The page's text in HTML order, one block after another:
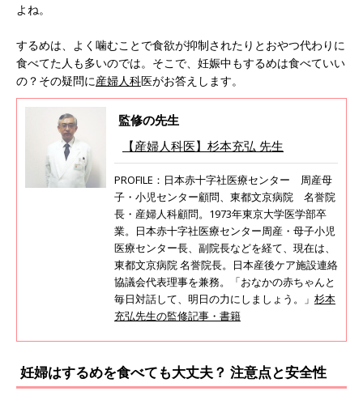
よね。
するめは、よく噛むことで食欲が抑制されたりとおやつ代わりに
食べてた人も多いのでは。そこで、妊娠中もするめは食べていい
の？その疑問に産婦人科医がお答えします。
監修の先生
【産婦人科医】杉本充弘 先生
PROFILE：日本赤十字社医療センター 周産母
子・小児センター顧問、東都文京病院 名誉院
長・産婦人科顧問。1973年東京大学医学部卒
業。日本赤十字社医療センター周産・母子小児
医療センター長、副院長などを経て、現在は、
東都文京病院 名誉院長。日本産後ケア施設連絡
協議会代表理事を兼務。「おなかの赤ちゃんと
毎日対話して、明日の力にしましょう。」 杉本
充弘先生の監修記事・書籍
妊婦はするめを食べても大丈夫？ 注意点と安全性